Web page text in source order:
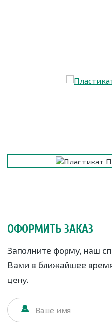
ОФОРМИТЬ ЗАКАЗ
Заполните форму, наш
Вами в ближайшее
цену.